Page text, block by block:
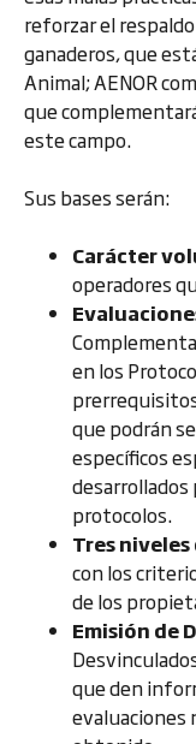
reforzar el
ganaderos, que
Animal; AENOR
que
este campo.
Sus bases serán:
Carácter
operadores
en los
que podrán
específicos
protocolos.
Tres
con los
de los
Emisión de
que den
evaluaciones